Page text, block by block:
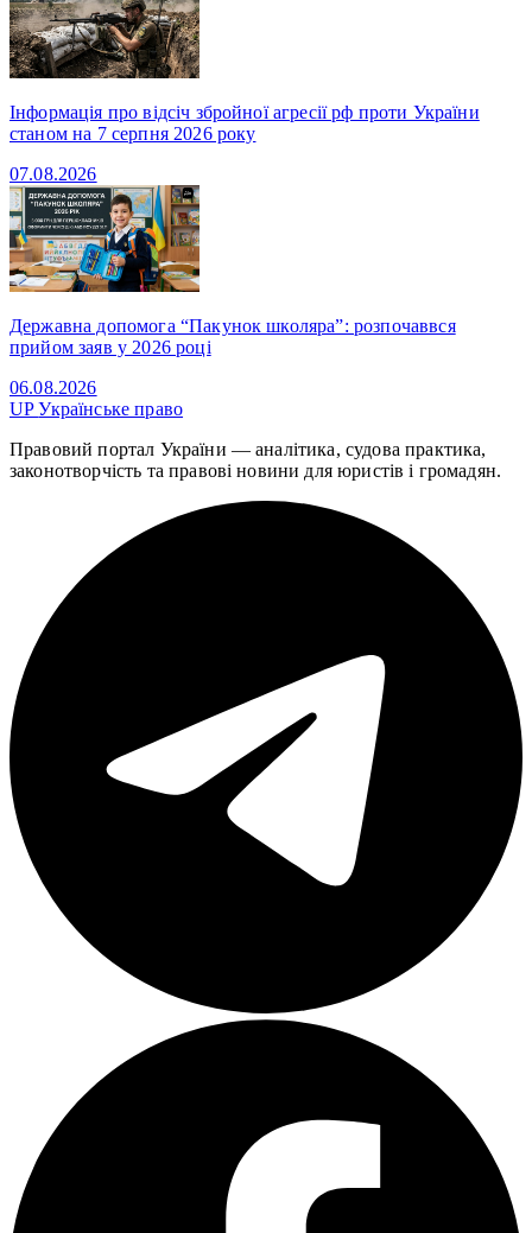
Інформація про відсіч збройної агресії рф проти України
станом на 7 серпня 2026 року
07.08.2026
Державна допомога “Пакунок школяра”: розпочаввся
прийом заяв у 2026 році
06.08.2026
UPУкраїнське право
Правовий портал України — аналітика, судова практика,
законотворчість та правові новини для юристів і громадян.